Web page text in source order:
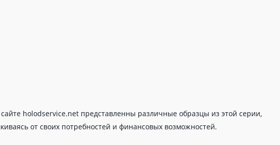
holodservice.net представленны различные образцы из этой серии,
от своих потребностей и финансовых возможностей.